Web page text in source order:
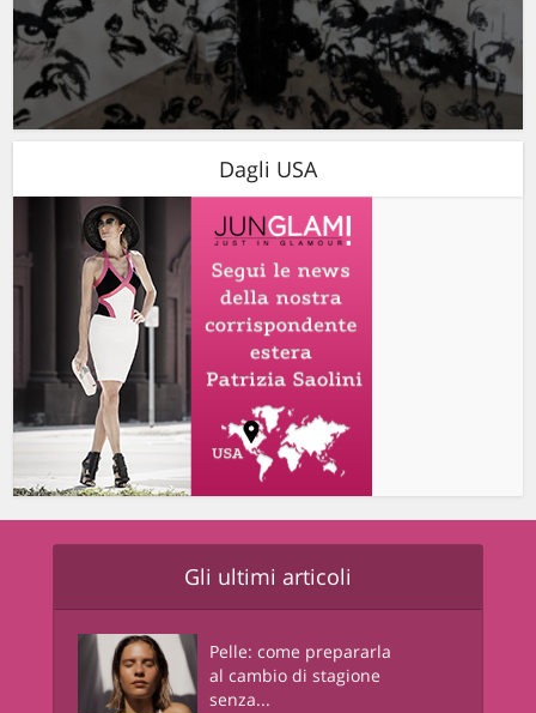
Dagli USA
Gli ultimi articoli
Pelle: come prepararla
al cambio di stagione
senza...